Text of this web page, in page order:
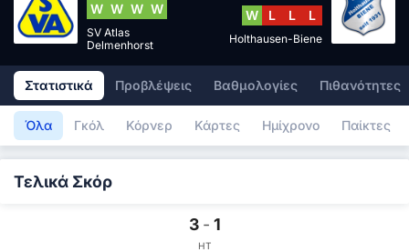
W W W W
SV Atlas
Delmenhorst
W
L L L
Holthausen-Biene
Στατιστικά Προβλέψεις Βαθμολογίες Πιθανότητες
Όλα Γκόλ Κόρνερ Κάρτες Ημίχρονο Παίκτες
Τελικά Σκόρ
3 - 1
HT